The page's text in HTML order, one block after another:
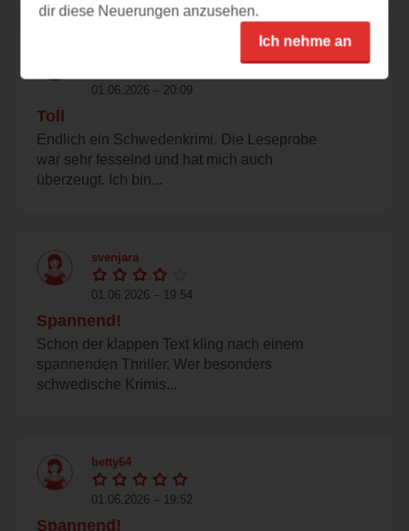
01.06.2026 – 20:09
Toll
Endlich ein Schwedenkrimi. Die Leseprobe
war sehr fesselnd und hat mich auch
überzeugt. Ich bin...
svenjara
01.06.2026 – 19:54
Spannend!
Schon der klappen Text kling nach einem
spannenden Thriller. Wer besonders
schwedische Krimis...
betty64
01.06.2026 – 19:52
Spannend!
dir diese Neuerungen anzusehen.
Ich nehme an